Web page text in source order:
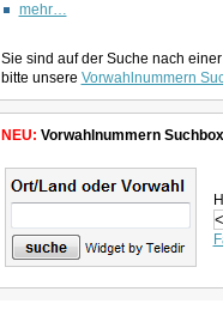
mehr…
Sie sind auf der Suche nach
bitte unsere Vorwahlnummern
NEU: Vorwahlnummern